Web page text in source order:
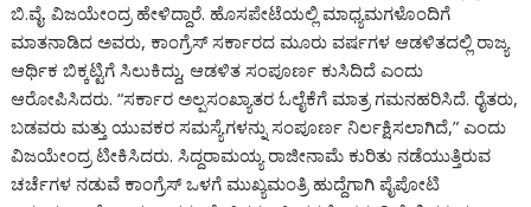
ಬಿ.ವೈ. ವಿಜಯೇಂದ್ರ ಹೇಳಿದ್ದಾರೆ. ಹೊಸಪೇಟೆಯಲ್ಲಿ ಮಾಧ್ಯಮಗಳೊಂದಿಗೆ
ಮಾತನಾಡಿದ ಅವರು, ಕಾಂಗ್ರೆಸ್ ಸರ್ಕಾರದ ಮೂರು ವರ್ಷಗಳ ಆಡಳಿತದಲ್ಲಿ ರಾಜ್ಯ
ಆರ್ಥಿಕ ಬಿಕ್ಕಟ್ಟಿಗೆ ಸಿಲುಕಿದ್ದು, ಆಡಳಿತ ಸಂಪೂರ್ಣ ಕುಸಿದಿದೆ ಎಂದು
ಆರೋಪಿಸಿದರು. “ಸರ್ಕಾರ ಅಲ್ಪಸಂಖ್ಯಾತರ ಓಲೈಕೆಗೆ ಮಾತ್ರ ಗಮನಹರಿಸಿದೆ. ರೈತರು,
ಬಡವರು ಮತ್ತು ಯುವಕರ ಸಮಸ್ಯೆಗಳನ್ನು ಸಂಪೂರ್ಣ ನಿರ್ಲಕ್ಷಿಸಲಾಗಿದೆ,” ಎಂದು
ವಿಜಯೇಂದ್ರ ಟೀಕಿಸಿದರು. ಸಿದ್ದರಾಮಯ್ಯ ರಾಜೀನಾಮೆ ಕುರಿತು ನಡೆಯುತ್ತಿರುವ
ಚರ್ಚೆಗಳ ನಡುವೆ ಕಾಂಗ್ರೆಸ್ ಒಳಗೆ ಮುಖ್ಯಮಂತ್ರಿ ಹುದ್ದೆಗಾಗಿ ಪೈಪೋಟಿ